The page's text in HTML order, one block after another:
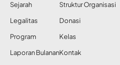
Sejarah
Legalitas
Program
Laporan Bulanan
Struktur Organisasi
Donasi
Kelas
Kontak